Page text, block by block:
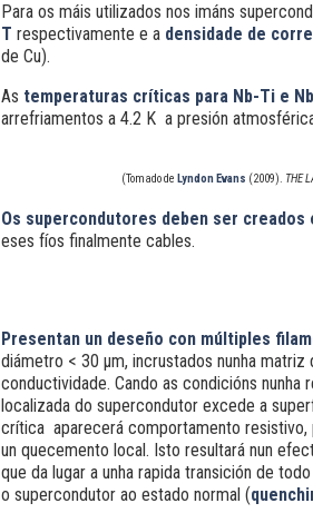
Para os máis utilizados nos imáns
T respectivamente e a densidade de
de Cu).
As temperaturas críticas para Nb-Ti e Nb
arrefriamentos a 4.2 K a presión
(Tomado deLyndonEvans (2009). THE
Os supercondutores deben ser
eses fíos finalmente cables.
Presentan un deseño con múltiples
diámetro < 30 μm, incrustados nunha matriz
conductividade. Cando as condicións nunha
localizada do supercondutor excede a
crítica aparecerá comportamento resistivo,
un quecemento local. Isto resultará nun
que da lugar a unha rapida transición de todo
o supercondutor ao estado normal (